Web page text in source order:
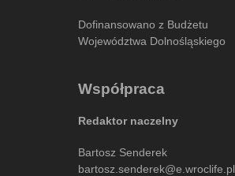
Dofinansowano z Budżetu
Województwa Dolnośląskiego
Współpraca
Redaktor naczelny
Bartosz Senderek
bartosz.senderek@e.wroclife.pl